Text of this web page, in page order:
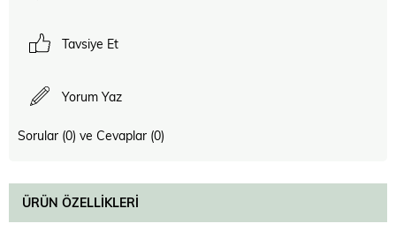
Tavsiye Et
Yorum Yaz
Sorular (0) ve Cevaplar (0)
ÜRÜN ÖZELLIKLERI